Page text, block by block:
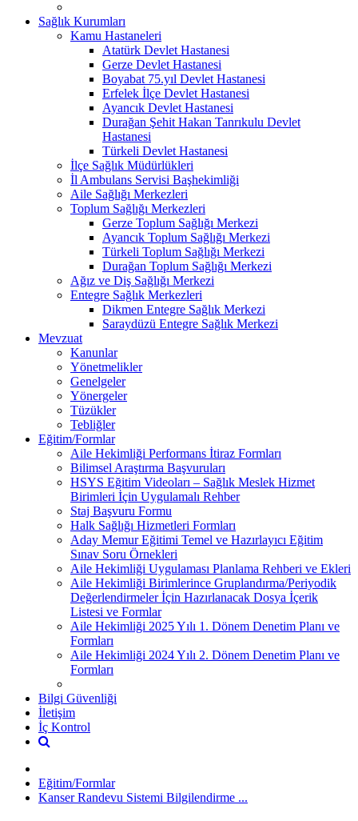
Sağlık Kurumları
Kamu Hastaneleri
Atatürk Devlet Hastanesi
Gerze Devlet Hastanesi
Boyabat 75.yıl Devlet Hastanesi
Erfelek İlçe Devlet Hastanesi
Ayancık Devlet Hastanesi
Durağan Şehit Hakan Tanrıkulu Devlet
Hastanesi
Türkeli Devlet Hastanesi
İlçe Sağlık Müdürlükleri
İl Ambulans Servisi Başhekimliği
Aile Sağlığı Merkezleri
Toplum Sağlığı Merkezleri
Gerze Toplum Sağlığı Merkezi
Ayancık Toplum Sağlığı Merkezi
Türkeli Toplum Sağlığı Merkezi
Durağan Toplum Sağlığı Merkezi
Ağız ve Diş Sağlığı Merkezi
Entegre Sağlık Merkezleri
Dikmen Entegre Sağlık Merkezi
Saraydüzü Entegre Sağlık Merkezi
Mevzuat
Kanunlar
Yönetmelikler
Genelgeler
Yönergeler
Tüzükler
Tebliğler
Eğitim/Formlar
Aile Hekimliği Performans İtiraz Formları
Bilimsel Araştırma Başvuruları
HSYS Eğitim Videoları – Sağlık Meslek Hizmet
Birimleri İçin Uygulamalı Rehber
Staj Başvuru Formu
Halk Sağlığı Hizmetleri Formları
Aday Memur Eğitimi Temel ve Hazırlayıcı Eğitim
Sınav Soru Örnekleri
Aile Hekimliği Uygulaması Planlama Rehberi ve Ekleri
Aile Hekimliği Birimlerince Gruplandırma/Periyodik
Değerlendirmeler İçin Hazırlanacak Dosya İçerik
Listesi ve Formlar
Aile Hekimliği 2025 Yılı 1. Dönem Denetim Planı ve
Formları
Aile Hekimliği 2024 Yılı 2. Dönem Denetim Planı ve
Formları
Bilgi Güvenliği
İletişim
İç Kontrol
Eğitim/Formlar
Kanser Randevu Sistemi Bilgilendirme ...